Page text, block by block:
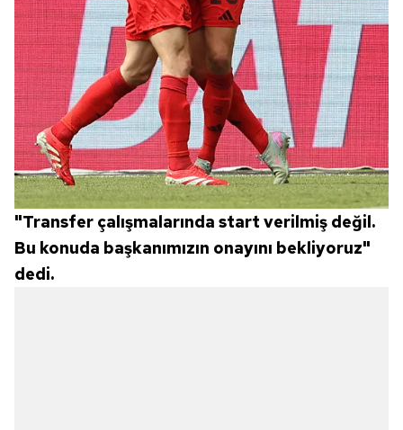
"Transfer çalışmalarında start verilmiş değil.
Bu konuda başkanımızın onayını bekliyoruz"
dedi.